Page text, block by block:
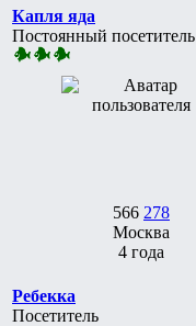
Капля яда
Постоянный посетитель
566 278
Москва
4 года
Ребекка
Посетитель